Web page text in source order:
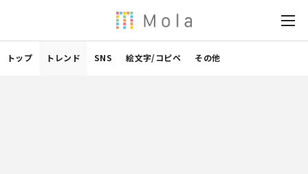
トップ トレンド SNS 絵文字/コピペ その他